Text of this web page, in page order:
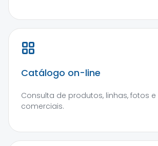
Catálogo on-line
Consulta de produtos, linhas, fotos
comerciais.